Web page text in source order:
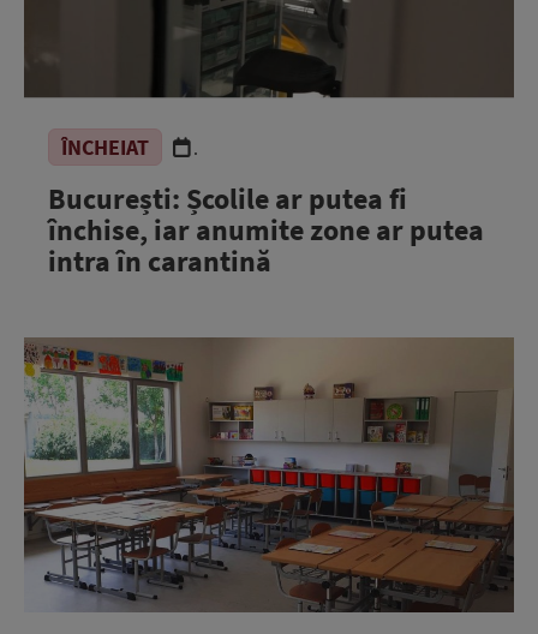
ÎNCHEIAT .
București: Școlile ar putea fi
închise, iar anumite zone ar putea
intra în carantină